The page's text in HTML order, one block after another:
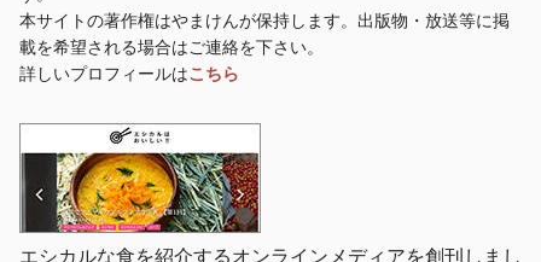
本サイトの著作権はやまけんが保持します。出版物・放送等に掲
載を希望される場合はご連絡を下さい。
詳しいプロフィールはこちら
エシカルな食を紹介するオンラインメディアを創刊しまし